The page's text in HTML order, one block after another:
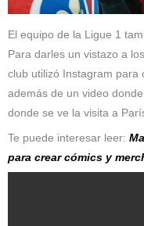
El equipo de la Ligue 1
Para darles un vistazo a
club utilizó Instagram para
además de un video
donde se ve la visita a
Te puede interesar leer:
para crear cómics y